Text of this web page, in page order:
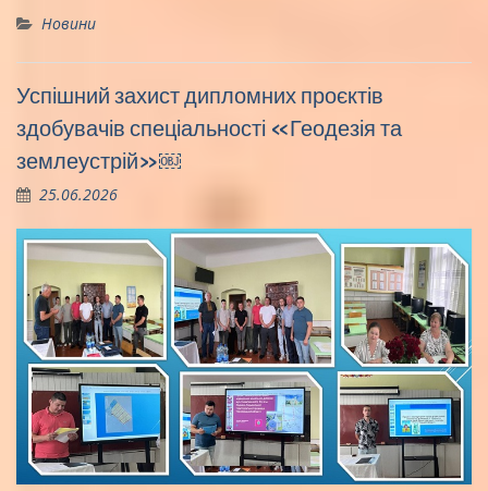
Новини
Успішний захист дипломних проєктів
здобувачів спеціальності «Геодезія та
землеустрій»￼
25.06.2026